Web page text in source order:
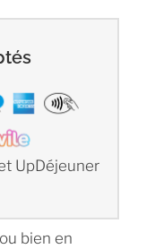
UpDéjeuner
bien en